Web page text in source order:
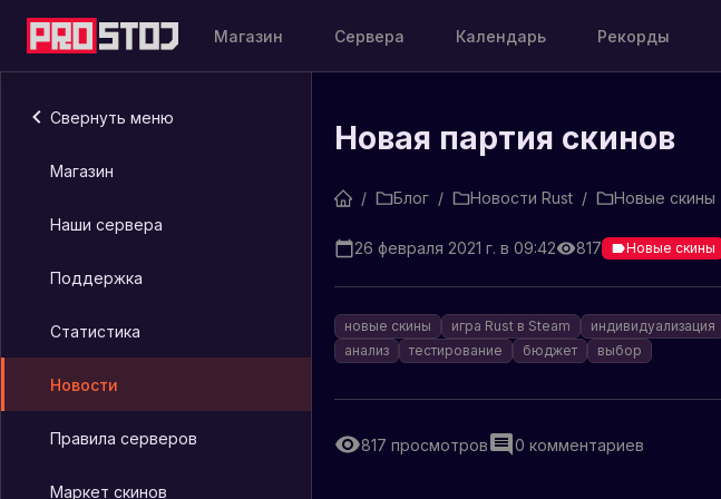
Магазин Сервера Календарь Рекорды
Свернуть меню
Магазин
Наши сервера
Поддержка
Статистика
Новости
Правила серверов
Маркет скинов
Новая партия скинов
/ Блог / Новости Rust / Новые скины
26 февраля 2021 г. в 09:42 817 Новые скины
новые скины игра Rust в Steam индивидуализация
анализ
тестирование бюджет выбор
817 просмотров 0 комментариев